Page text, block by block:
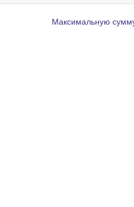
Максимальную